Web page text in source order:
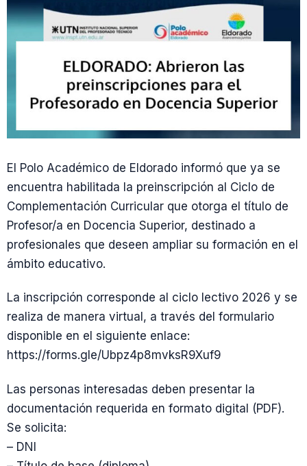
El Polo Académico de Eldorado informó que ya se
encuentra habilitada la preinscripción al Ciclo de
Complementación Curricular que otorga el título de
Profesor/a en Docencia Superior, destinado a
profesionales que deseen ampliar su formación en el
ámbito educativo.
La inscripción corresponde al ciclo lectivo 2026 y se
realiza de manera virtual, a través del formulario
disponible en el siguiente enlace:
https://forms.gle/Ubpz4p8mvksR9Xuf9
Las personas interesadas deben presentar la
documentación requerida en formato digital (PDF).
Se solicita:
– DNI